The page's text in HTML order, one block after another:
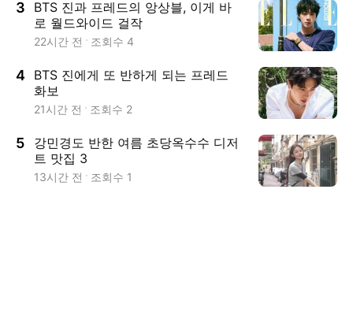
3
BTS 진과 프레드의 앙상블, 이게 바
로 월드와이드 걸작
22시간 전 조회수 4
4 BTS 진에게 또 반하게 되는 프레드
화보
21시간 전 조회수 2
5
강민경도 반한 여름 초당옥수수 디저
트 맛집 3
13시간 전 조회수 1